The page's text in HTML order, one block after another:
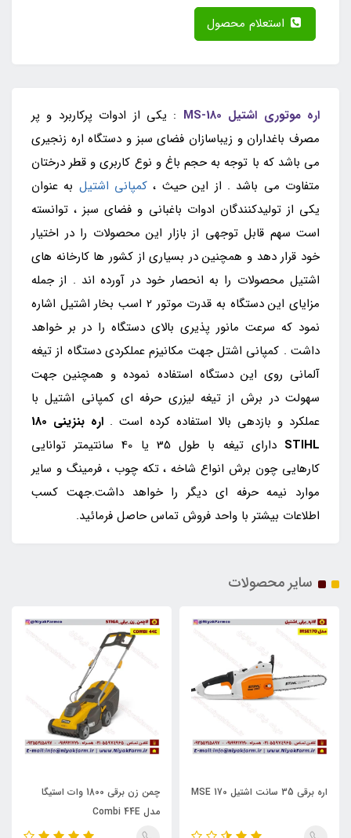
اره موتوری اشتیل MS-180
: یکی از ادوات پرکاربرد و پر
مصرف باغداران و زیباسازان فضای سبز و دستگاه اره زنجیری
می باشد که با توجه به حجم باغ و نوع کاربری و قطر درختان
متفاوت می باشد . از این حیث ، کمپانی اشتیل به عنوان
یکی از تولیدکنندگان ادوات باغبانی و فضای سبز ، توانسته
است سهم قابل توجهی از بازار این محصولات را در اختیار
خود قرار دهد و همچنین در بسیاری از کشور ها کارخانه های
اشتیل محصولات را به انحصار خود در آورده اند . از جمله
مزایای این دستگاه به قدرت موتور 2 اسب بخار اشتیل اشاره
نمود که سرعت مانور پذیری بالای دستگاه را در بر خواهد
داشت . کمپانی اشتل جهت مکانیزم عملکردی دستگاه از تیغه
آلمانی روی این دستگاه استفاده نموده و همچنین جهت
سهولت در برش از تیغه لیزری حرفه ای کمپانی اشتیل با
عملکرد و بازدهی بالا استفاده کرده است . اره بنزینی 180
STIHL
دارای تیغه با طول 35 یا 40 سانتیمتر توانایی
کارهایی چون برش انواع شاخه ، تکه چوب ، فرمینگ و سایر
موارد نیمه حرفه ای دیگر را خواهد داشت.جهت کسب
اطلاعات بیشتر با واحد فروش تماس حاصل فرمائید.
سایر محصولات
اره برقی 35 سانت اشتیل MSE 170
چمن زن برقی 1800 وات استیگا
مدل Combi 44E